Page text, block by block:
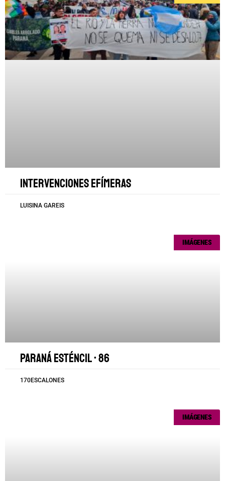
Intervenciones efímeras
LUISINA GAREIS
IMÁGENES
Paraná esténcil • 86
170ESCALONES
IMÁGENES